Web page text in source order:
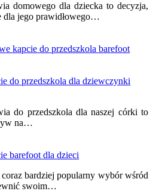
domowego dla dziecka to decyzja,
dla jego prawidłowego…
kapcie do przedszkola barefoot
do przedszkola dla dziewczynki
do przedszkola dla naszej córki to
na…
barefoot dla dzieci
bardziej popularny wybór wśród
swoim…